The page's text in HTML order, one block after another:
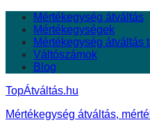
Mértékegység átváltás
Mértékegységek
Mértékegység átváltás
Váltószámok
Blog
TopÁtváltás.hu
Mértékegység átváltás,